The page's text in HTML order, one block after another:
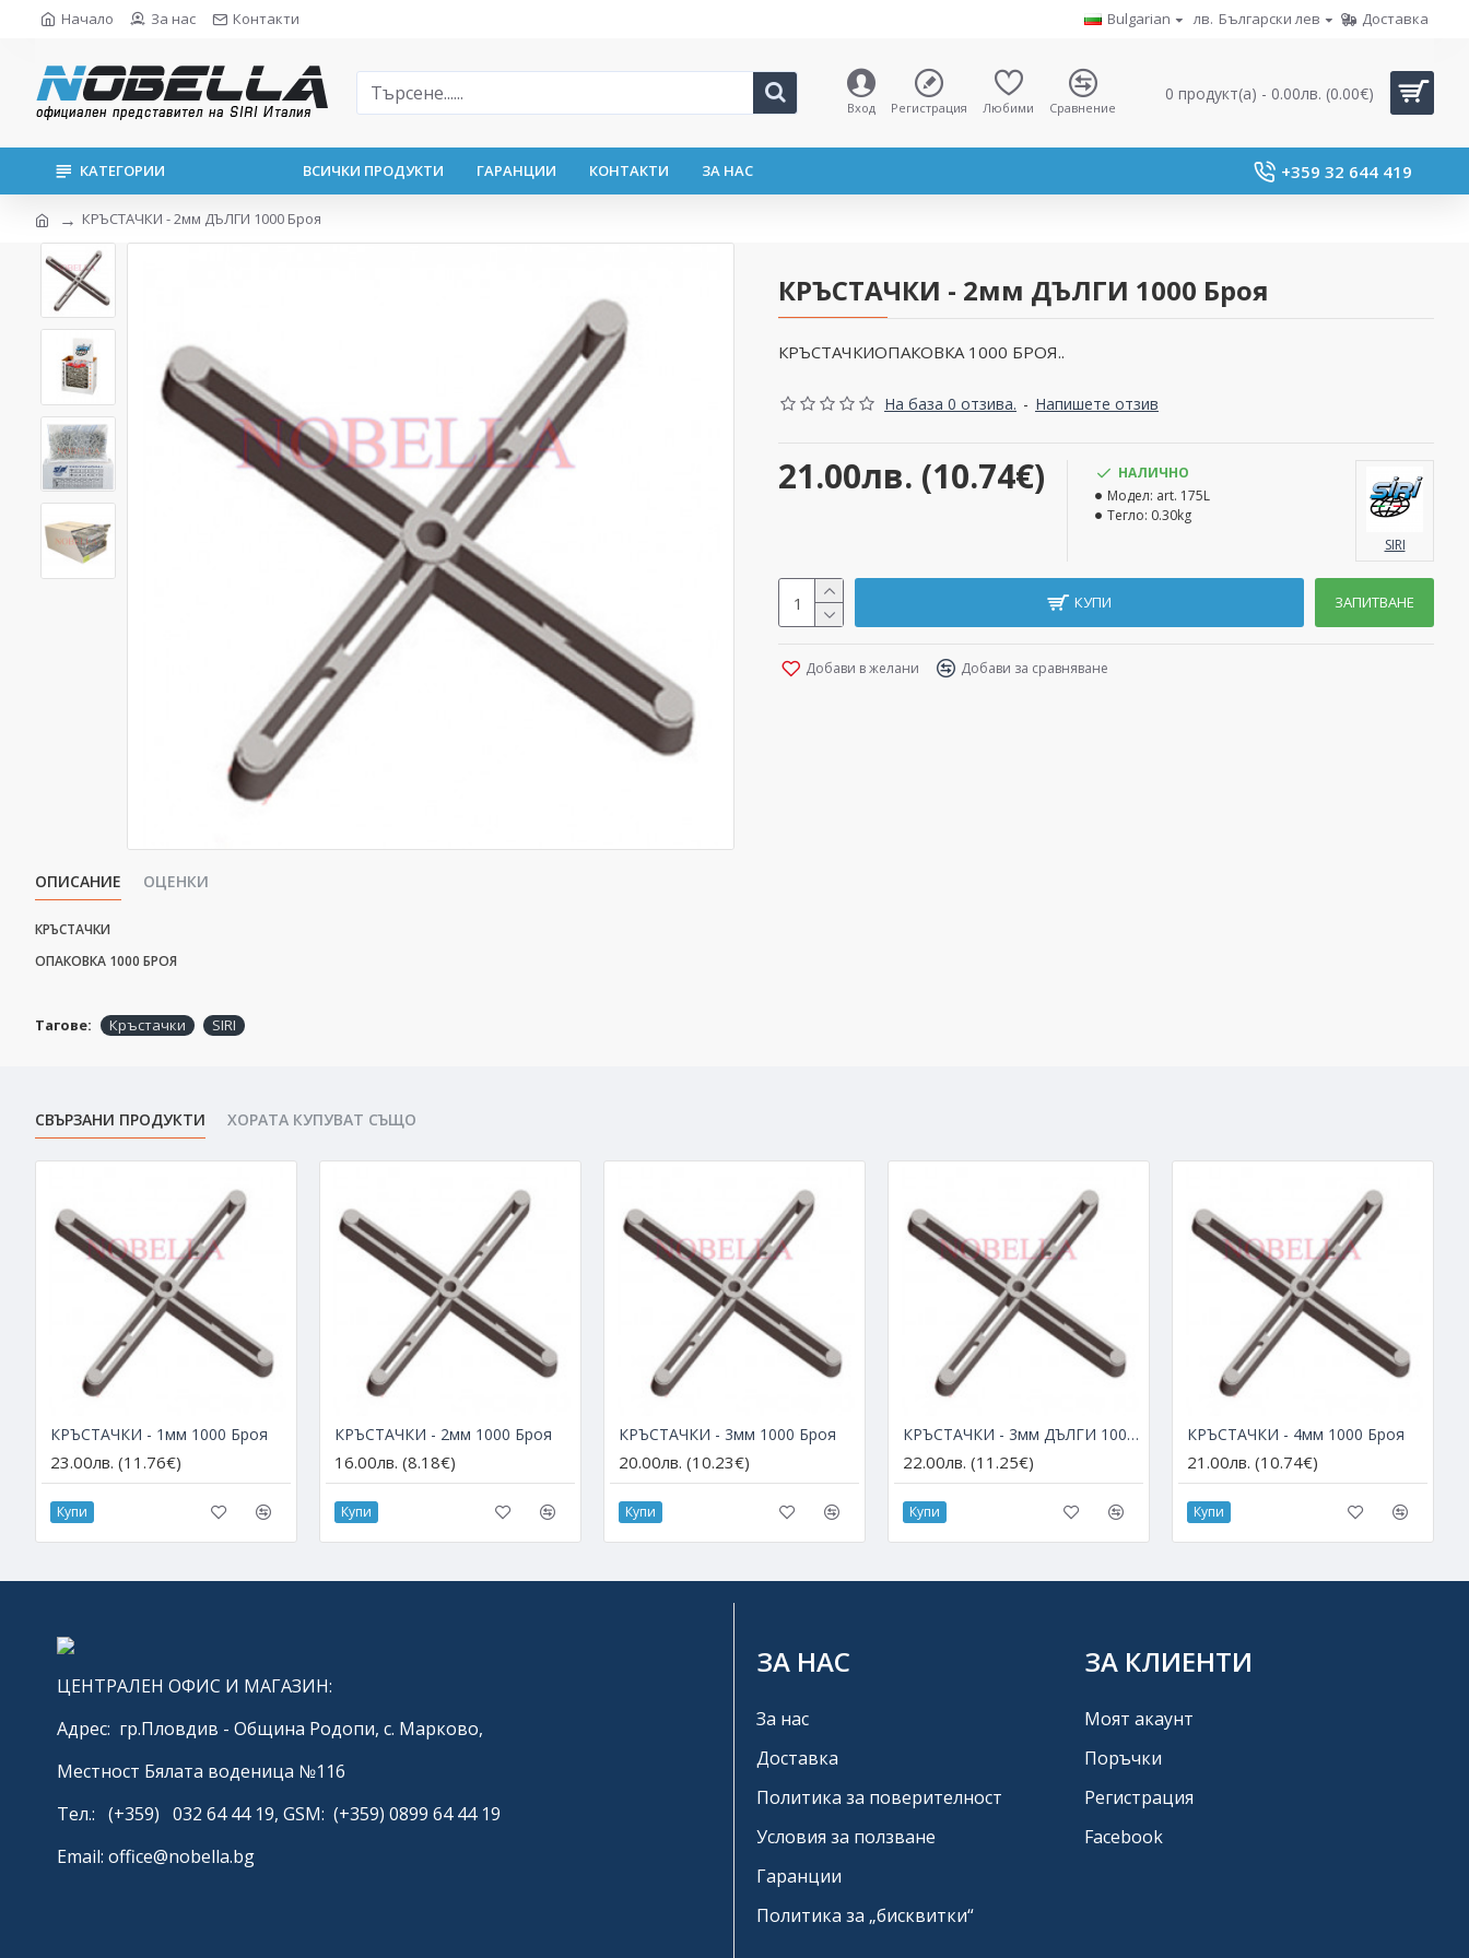
Начало За нас Контакти Bulgarian лв. Български лев Доставка
Вход Регистрация Любими Сравнение
0 продукт(а) - 0.00лв. (0.00€)
КАТЕГОРИИ ВСИЧКИ ПРОДУКТИ ГАРАНЦИИ КОНТАКТИ ЗА НАС +359 32 644 419
КРЪСТАЧКИ - 2мм ДЪЛГИ 1000 Броя
КРЪСТАЧКИ - 2мм ДЪЛГИ 1000 Броя
КРЪСТАЧКИОПАКОВКА 1000 БРОЯ..
На база 0 отзива. - Напишете отзив
21.00лв. (10.74€)
НАЛИЧНО
Модел: art. 175L
Тегло: 0.30kg
SIRI
КУПИ ЗАПИТВАНЕ
Добави в желани Добави за сравняване
ОПИСАНИЕ ОЦЕНКИ
КРЪСТАЧКИ
ОПАКОВКА 1000 БРОЯ
Тагове: Кръстачки SIRI
СВЪРЗАНИ ПРОДУКТИ ХОРАТА КУПУВАТ СЪЩО
КРЪСТАЧКИ - 1мм 1000 Броя
23.00лв. (11.76€)
Купи
КРЪСТАЧКИ - 2мм 1000 Броя
16.00лв. (8.18€)
Купи
КРЪСТАЧКИ - 3мм 1000 Броя
20.00лв. (10.23€)
Купи
КРЪСТАЧКИ - 3мм ДЪЛГИ 1000 Броя
22.00лв. (11.25€)
Купи
КРЪСТАЧКИ - 4мм 1000 Броя
21.00лв. (10.74€)
Купи
ЦЕНТРАЛЕН ОФИС И МАГАЗИН:
Адрес: гр.Пловдив - Община Родопи, с. Марково,
Местност Бялата воденица №116
Тел.: (+359) 032 64 44 19, GSM: (+359) 0899 64 44 19
Email: office@nobella.bg
ЗА НАС
За нас
Доставка
Политика за поверителност
Условия за ползване
Гаранции
Политика за „бисквитки“
ЗА КЛИЕНТИ
Моят акаунт
Поръчки
Регистрация
Facebook